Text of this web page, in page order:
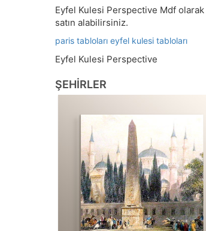
Eyfel Kulesi Perspective Mdf olarak
satın alabilirsiniz.
paris tabloları eyfel kulesi tabloları
Eyfel Kulesi Perspective
ŞEHIRLER